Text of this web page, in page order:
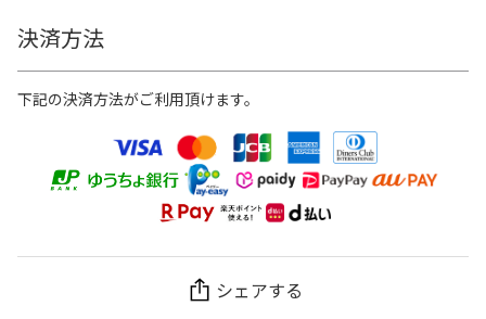
決済方法
下記の決済方法がご利用頂けます。
シェアする